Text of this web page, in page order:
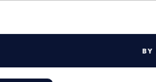
BY